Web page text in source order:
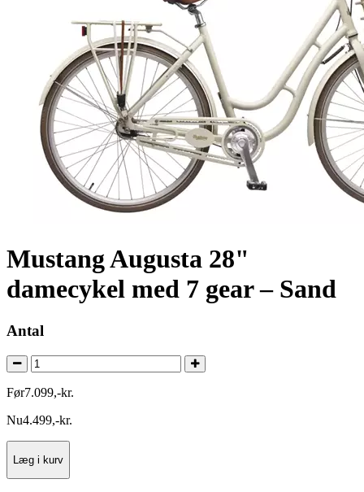
Mustang Augusta 28"
damecykel med 7 gear – Sand
Antal
Før7.099,-kr.
Nu4.499,-kr.
Læg i kurv